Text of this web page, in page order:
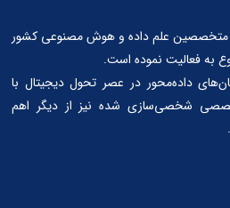
متخصصین علم داده و هوش مصنوعی کشور
به فعالیت نموده است.
داده‌محور در عصر تحول دیجیتال با
شخصی‌سازی شده نیز از دیگر اهم